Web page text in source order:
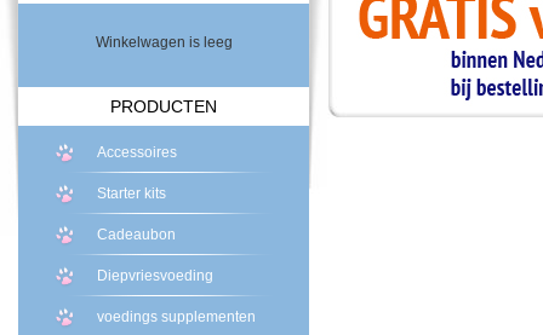
Winkelwagen is leeg
PRODUCTEN
Accessoires
Starter kits
Cadeaubon
Diepvriesvoeding
voedings supplementen